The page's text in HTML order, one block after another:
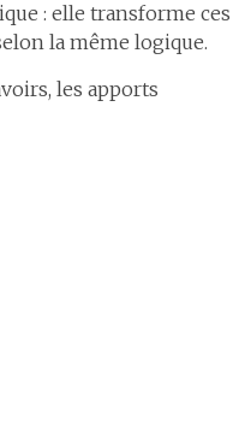
: elle transforme ces
la même logique.
les apports